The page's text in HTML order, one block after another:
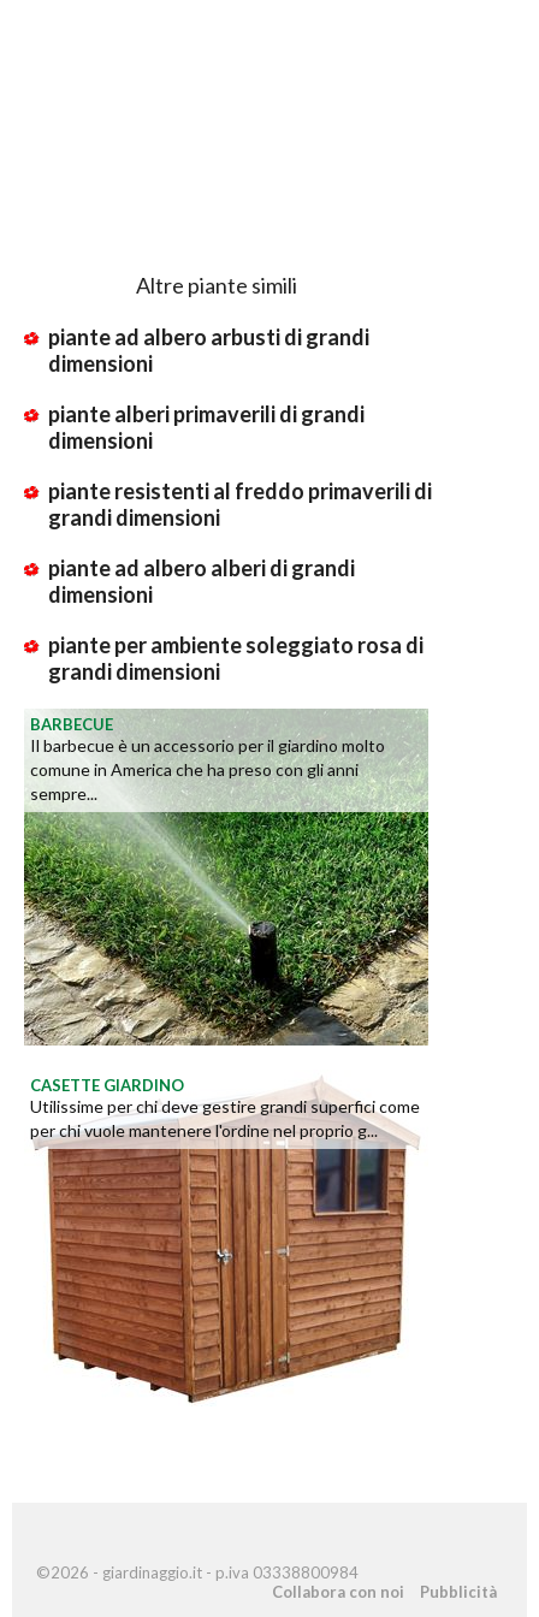
Altre piante simili
piante ad albero arbusti di grandi
dimensioni
piante alberi primaverili di grandi
dimensioni
piante resistenti al freddo primaverili di
grandi dimensioni
piante ad albero alberi di grandi
dimensioni
piante per ambiente soleggiato rosa di
grandi dimensioni
BARBECUE
Il barbecue è un accessorio per il giardino molto
comune in America che ha preso con gli anni
sempre...
CASETTE GIARDINO
Utilissime per chi deve gestire grandi superfici come
per chi vuole mantenere l'ordine nel proprio g...
©2026 - giardinaggio.it - p.iva 03338800984
Collabora con noi
Pubblicità